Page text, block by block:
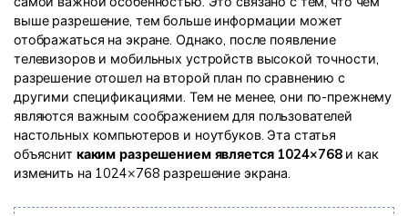
Информационный центр
НАЙТИ БОЛЬШЕ РЕШЕНИЙ
выше разрешение, тем больше информации может
отображаться на экране. Однако, после появление
телевизоров и мобильных устройств высокой точности,
разрешение отошел на второй план по сравнению с
другими спецификациями. Тем не менее, они по-прежнему
являются важным соображением для пользователей
настольных компьютеров и ноутбуков. Эта статья
объяснит каким разрешением является 1024×768 и как
изменить на 1024×768 разрешение экрана.